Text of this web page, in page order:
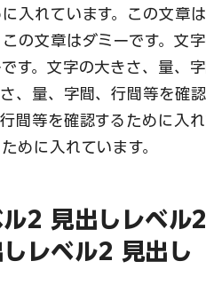
入れています。この文章
の文章はダミーです。文
す。文字の大きさ、量、
、量、字間、行間等を確
間等を確認するために入
めに入れています。
2 見出しレベル
レベル2 見出し